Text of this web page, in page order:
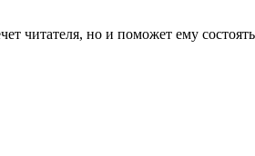
читателя, но и поможет ему